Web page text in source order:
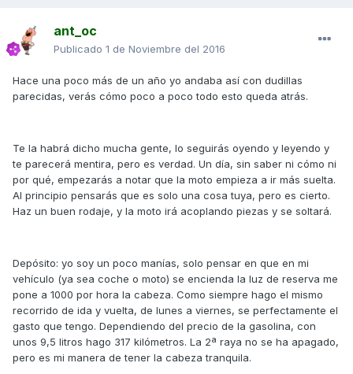
ant_oc
Publicado 1 de Noviembre del 2016
Hace una poco más de un año yo andaba así con dudillas
parecidas, verás cómo poco a poco todo esto queda atrás.
Te la habrá dicho mucha gente, lo seguirás oyendo y leyendo y
te parecerá mentira, pero es verdad. Un día, sin saber ni cómo ni
por qué, empezarás a notar que la moto empieza a ir más suelta.
Al principio pensarás que es solo una cosa tuya, pero es cierto.
Haz un buen rodaje, y la moto irá acoplando piezas y se soltará.
Depósito: yo soy un poco manías, solo pensar en que en mi
vehículo (ya sea coche o moto) se encienda la luz de reserva me
pone a 1000 por hora la cabeza. Como siempre hago el mismo
recorrido de ida y vuelta, de lunes a viernes, se perfectamente el
gasto que tengo. Dependiendo del precio de la gasolina, con
unos 9,5 litros hago 317 kilómetros. La 2ª raya no se ha apagado,
pero es mi manera de tener la cabeza tranquila.